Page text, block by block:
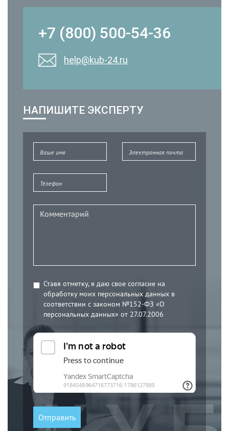
+7 (800) 500-54-36
help@kub-24.ru
НАПИШИТЕ ЭКСПЕРТУ
Ставя отметку, я даю свое согласие на
обработку моих персональных данных в
соответствии с законом №152-ФЗ «О
персональных данных» от 27.07.2006